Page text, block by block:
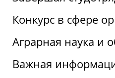
Конкурс в сфере
Аграрная наука и
Важная